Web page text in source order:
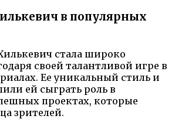
в популярных
стала широко
своей талантливой игре в
Ее уникальный стиль и
ей сыграть роль в
проектах, которые
зрителей.